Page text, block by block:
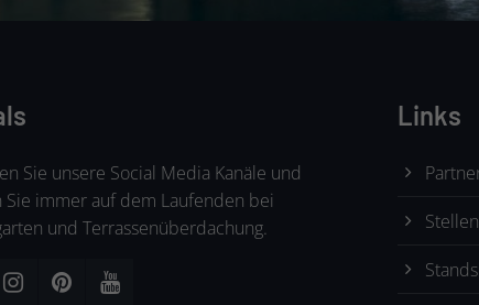
Sie unsere Social Media Kanäle und
immer auf dem Laufenden bei
und Terrassenüberdachung.
Links